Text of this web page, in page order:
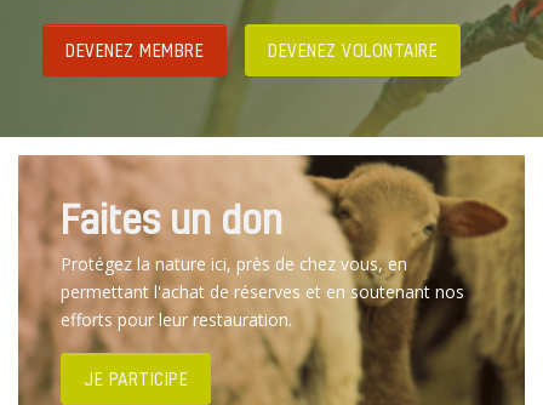
DEVENEZ MEMBRE DEVENEZ VOLONTAIRE
Faites un don
Protégez la nature ici, près de chez vous, en
permettant l'achat de réserves et en soutenant nos
efforts pour leur restauration.
JE PARTICIPE